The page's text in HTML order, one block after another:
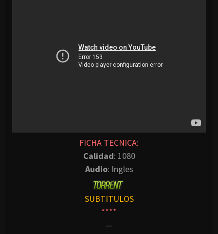
FICHA TECNICA:
Calidad: 1080
Audio: Ingles
SUBTITULOS
****
—